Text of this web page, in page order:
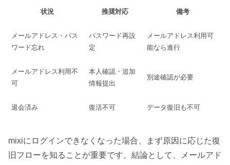
状況 推奨対応 備考
メールアドレス・パス
ワード忘れ
パスワード再設
定
メールアドレス利用可
能なら進行
メールアドレス利用不
可
本人確認・追加
情報提出
別途確認が必要
退会済み 復活不可 データ復旧も不可
mixiにログインできなくなった場合、まず原因に応じた復
旧フローを知ることが重要です。結論として、メールアド